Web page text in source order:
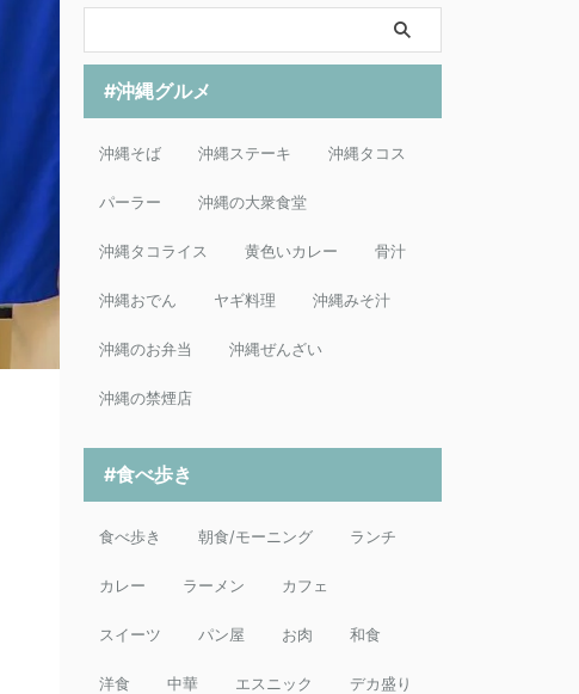
#沖縄グルメ
沖縄そば 沖縄ステーキ 沖縄タコス
パーラー 沖縄の大衆食堂
沖縄タコライス 黄色いカレー 骨汁
沖縄おでん ヤギ料理 沖縄みそ汁
沖縄のお弁当 沖縄ぜんざい
沖縄の禁煙店
#食べ歩き
食べ歩き 朝食/モーニング ランチ
カレー ラーメン カフェ
スイーツ パン屋 お肉 和食
洋食 中華 エスニック デカ盛り